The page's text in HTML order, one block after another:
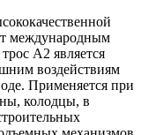
международным
А2 является
воздействиям
Применяется при
колодцы, в